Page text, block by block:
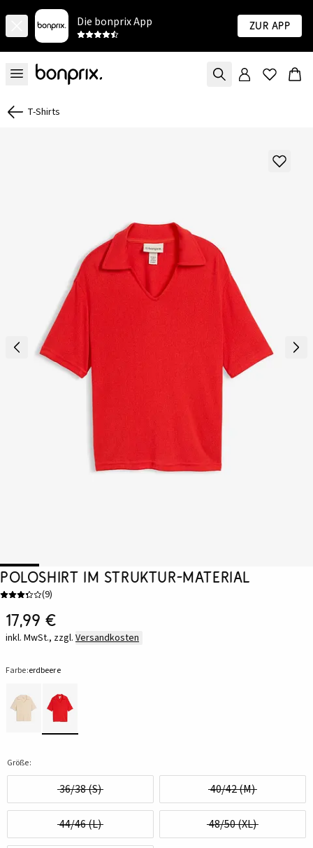
Die bonprix App Zur App
T-Shirts
Poloshirt im Struktur-Material
(9)
17,99 €
inkl. MwSt., zzgl. Versandkosten
Farbe:erdbeere
Größe:
36/38 (S) 40/42 (M)
44/46 (L) 48/50 (XL)